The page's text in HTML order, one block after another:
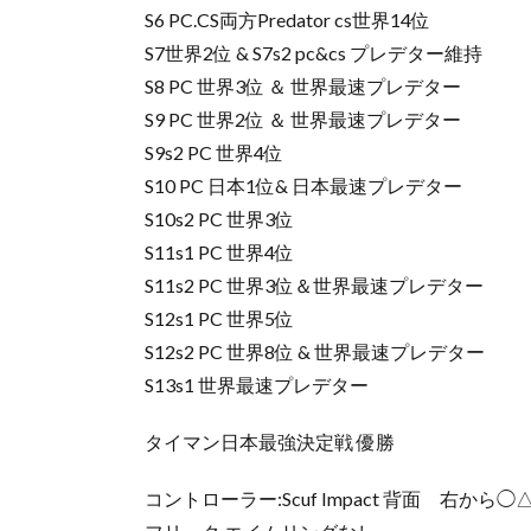
S6 PC.CS両方Predator cs世界14位
S7世界2位 & S7s2 pc&cs プレデター維持
S8 PC 世界3位 ＆ 世界最速プレデター
S9 PC 世界2位 ＆ 世界最速プレデター
S9s2 PC 世界4位
S10 PC 日本1位& 日本最速プレデター
S10s2 PC 世界3位
S11s1 PC 世界4位
S11s2 PC 世界3位＆世界最速プレデター
S12s1 PC 世界5位
S12s2 PC 世界8位 & 世界最速プレデター
S13s1 世界最速プレデター
タイマン日本最強決定戦 優勝
コントローラー:Scuf Impact 背面 右から